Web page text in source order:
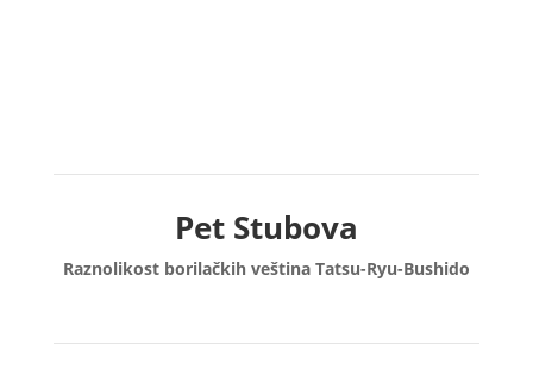
Pet Stubova
Raznolikost borilačkih veština Tatsu-Ryu-Bushido